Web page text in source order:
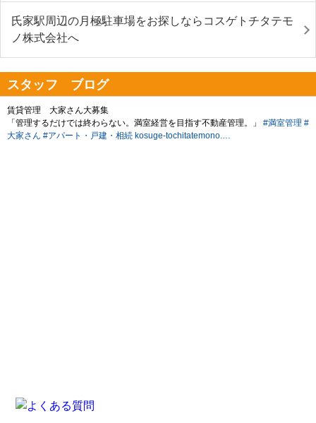
氏家駅周辺の月極駐車場をお探しならコスゲトチタテモ
ノ株式会社へ
スタッフ ブログ